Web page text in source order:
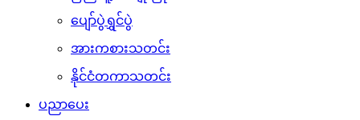
ပျော်ပွဲရွှင်ပွဲ
အားကစားသတင်း
နိုင်ငံတကာသတင်း
ပညာပေး